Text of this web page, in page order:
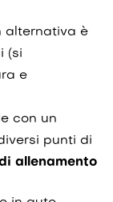
alternativa è
(si
e
con un
punti di
allenamento